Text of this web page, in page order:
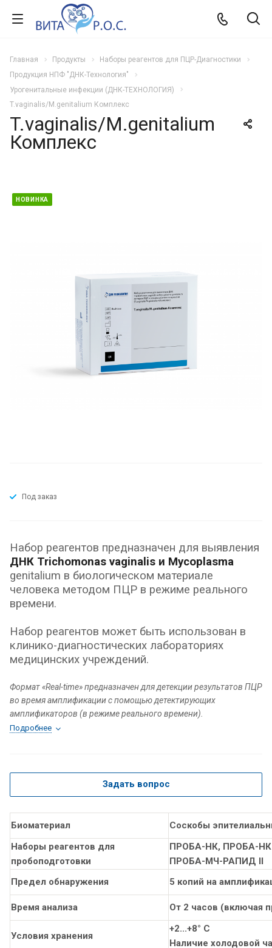
Главная Продукты
Наборы реагентов для ПЦР-Диагностики
Продукция НПФ "ДНК-Технология"
Урогенитальные инфекции (ДНК-ТЕХНОЛОГИЯ)
T.vaginalis/M.genitalium Комплекс
T.vaginalis/M.genitalium
Комплекс
НОВИНКА
Под заказ
Набор реагентов предназначен для выявления
ДНК Trichomonas vaginalis и Mycoplasma
genitalium в биологическом материале
человека методом ПЦР в режиме реального
времени.
Набор реагентов может быть использован в
клинико-диагностических лабораториях
медицинских учреждений.
Формат «Real-time» предназначен для детекции результатов ПЦР
во время амплификации с помощью детектирующих
амплификаторов (в режиме реального времени).
Подробнее
Задать вопрос
Биоматериал
Соскобы
Наборы реагентов для
пробоподготовки
ПРОБА-НК, ПРОБА-
ПРОБА-МЧ-РАПИД II
Предел обнаружения
5 копий на
Время анализа От 2 часов (включая
Условия хранения
+2...+8° С
Наличие холодовой